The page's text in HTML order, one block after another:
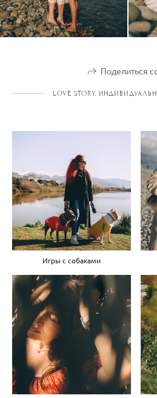
Поделиться
LOVE STORY,
Игры с собаками